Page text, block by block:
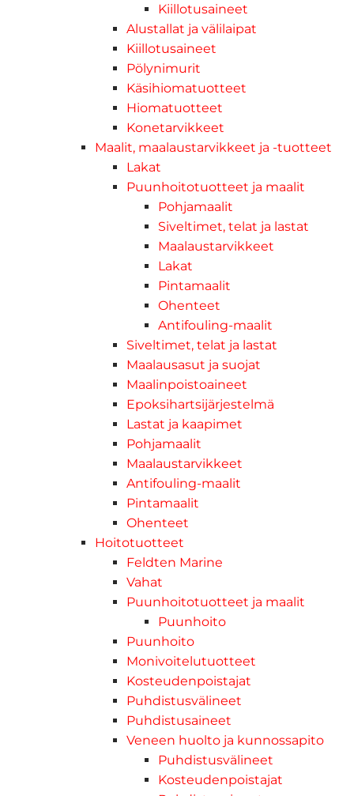
Kiillotusaineet
Alustallat ja välilaipat
Kiillotusaineet
Pölynimurit
Käsihiomatuotteet
Hiomatuotteet
Konetarvikkeet
Maalit, maalaustarvikkeet ja -tuotteet
Lakat
Puunhoitotuotteet ja maalit
Pohjamaalit
Siveltimet, telat ja lastat
Maalaustarvikkeet
Lakat
Pintamaalit
Ohenteet
Antifouling-maalit
Siveltimet, telat ja lastat
Maalausasut ja suojat
Maalinpoistoaineet
Epoksihartsijärjestelmä
Lastat ja kaapimet
Pohjamaalit
Maalaustarvikkeet
Antifouling-maalit
Pintamaalit
Ohenteet
Hoitotuotteet
Feldten Marine
Vahat
Puunhoitotuotteet ja maalit
Puunhoito
Puunhoito
Monivoitelutuotteet
Kosteudenpoistajat
Puhdistusvälineet
Puhdistusaineet
Veneen huolto ja kunnossapito
Puhdistusvälineet
Kosteudenpoistajat